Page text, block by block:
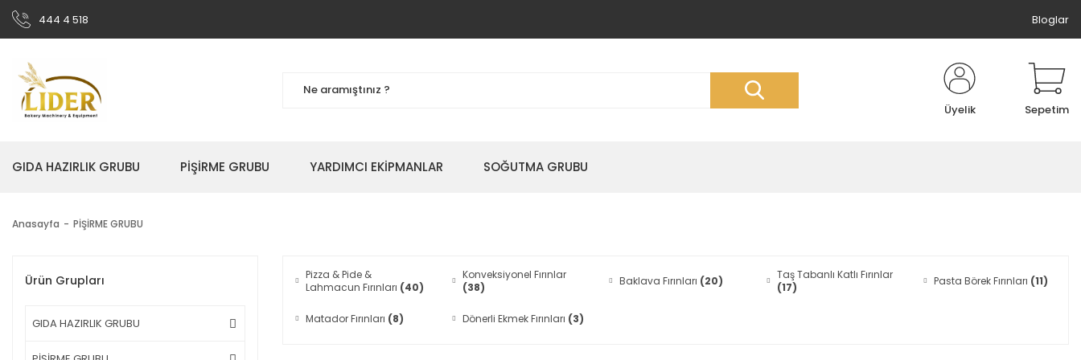
444 4 518 Bloglar
Üyelik Sepetim
GIDA HAZIRLIK GRUBU PİŞİRME GRUBU YARDIMCI EKİPMANLAR SOĞUTMA GRUBU
Anasayfa PİŞİRME GRUBU
Ürün Grupları
GIDA HAZIRLIK GRUBU
Pizza & Pide &
Lahmacun Fırınları (40)
Konveksiyonel Fırınlar
(38)
Baklava Fırınları (20)
Taş Tabanlı Katlı Fırınlar
(17)
Pasta Börek Fırınları (11)
Matador Fırınları (8) Dönerli Ekmek Fırınları (3)